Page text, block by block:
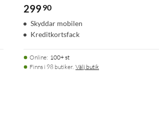
299 90
Skyddar mobilen
Kreditkortsfack
Online: 100+ st
Finns i 98 butiker. Välj butik